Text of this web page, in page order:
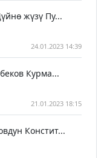
жүзү Пу...
24.01.2023 14:39
Курма...
21.01.2023 18:15
Констит...